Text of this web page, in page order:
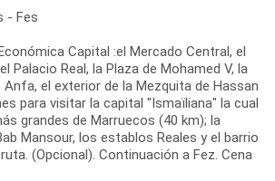
- Fes
Capital :el Mercado Central, el
Palacio Real, la Plaza de Mohamed V, la
Anfa, el exterior de la Mezquita de Hassan
para visitar la capital "Ismaïliana" la cual
grandes de Marruecos (40 km); la
Mansour, los establos Reales y el barrio
(Opcional). Continuación a Fez. Cena